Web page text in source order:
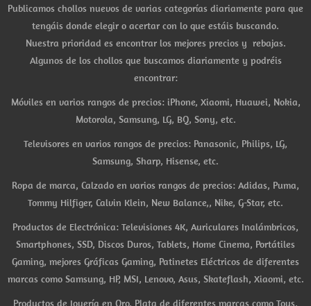
Publicamos chollos nuevos de varias categorías diariamente para que
tengáis donde elegir o acertar con lo que estáis buscando.
Nuestra prioridad es encontrar los mejores precios y rebajas.
Algunos de los chollos que buscamos diariamente y podréis
encontrar:
Móviles en varios rangos de precios: iPhone, Xiaomi, Huawei, Nokia,
Motorola, Samsung, LG, BQ, Sony, etc.
Televisores en varios rangos de precios: Panasonic, Philips, LG,
Samsung, Sharp, Hisense, etc.
Ropa de marca, Calzado en varios rangos de precios: Adidas, Puma,
Tommy Hilfiger, Calvin Klein, New Balance,, Nike, G-Star, etc.
Productos de Electrónica: Televisiones 4K, Auriculares Inalámbricos,
Smartphones, SSD, Discos Duros, Tablets, Home Cinema, Portátiles
Gaming, mejores Gráficas Gaming, Patinetes Eléctricos de diferentes
marcas como Samsung, HP, MSI, Lenovo, Asus, Skateflash, Xiaomi, etc.
Productos de Joyería en Oro, Plata de diferentes marcas como Tous,